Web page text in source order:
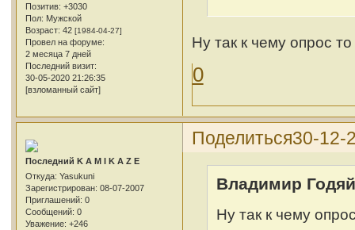
Позитив: +3030
Пол: Мужской
Возраст: 42 [1984-04-27]
Провел на форуме:
2 месяца 7 дней
Последний визит:
30-05-2020 21:26:35
[взломанный сайт]
Ну так к чему опрос
0
Поделиться30-12-
Последний K A M I K A Z E
Откуда: Yasukuni
Зарегистрирован: 08-07-2007
Приглашений: 0
Сообщений: 0
Уважение: +246
Владимир
Ну так к чему